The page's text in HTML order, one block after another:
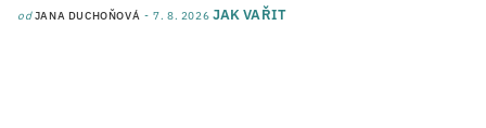
odJANA DUCHOŇOVÁ 7. 8. 2026 JAK VAŘIT